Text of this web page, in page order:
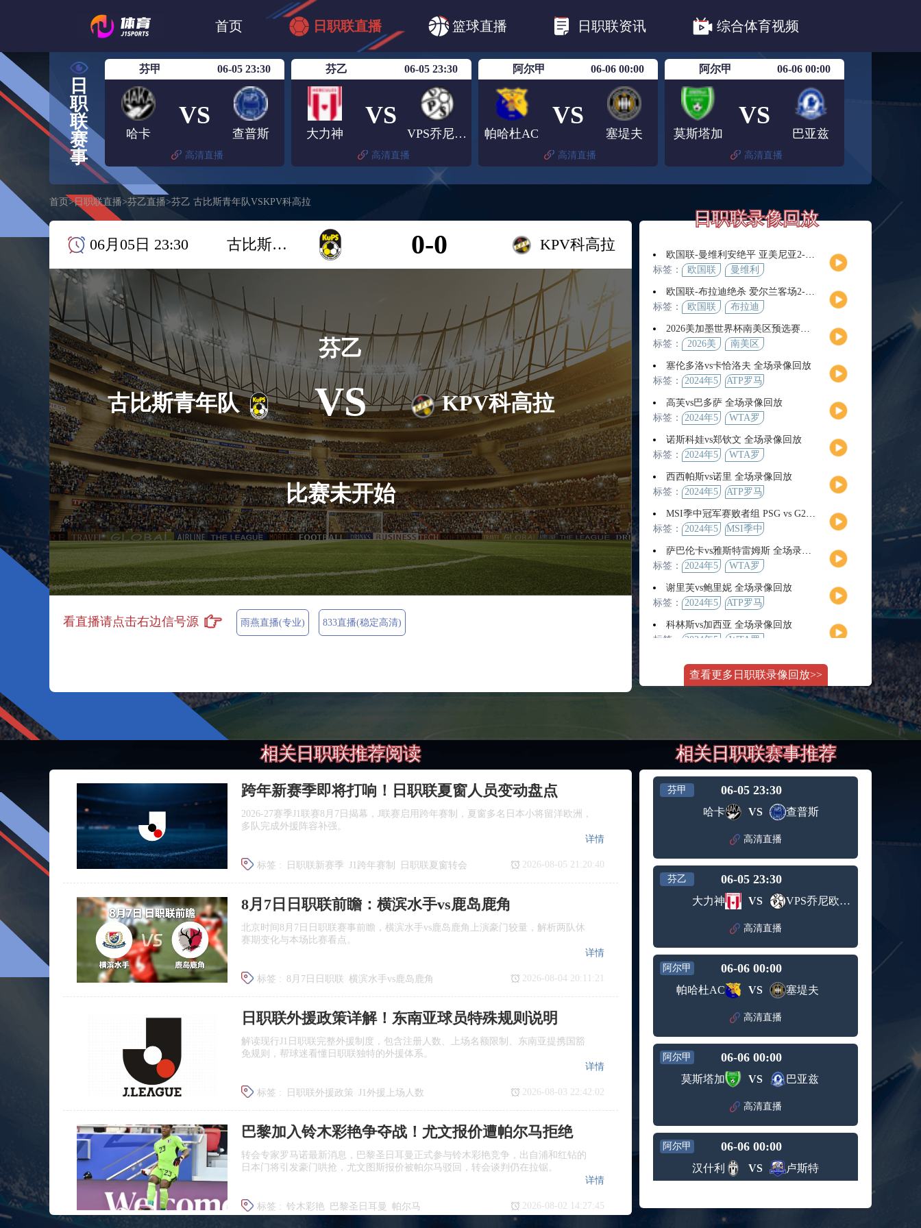
首页 日职联直播 篮球直播 日职联资讯 综合体育视频
日篮B1 日职联 日职联FC东京
日职联广岛三箭
日
职
联
赛
事
芬甲 06-05 23:30
哈卡
VS
查普斯
高清直播
芬乙 06-05 23:30
大力神
VS
VPS乔尼欧伊特
高清直播
阿尔甲 06-06 00:00
帕哈杜AC
VS
塞堤夫
高清直播
阿尔甲 06-06 00:00
莫斯塔加
VS
巴亚兹
高清直播
首页 >日职联直播>芬乙直播>芬乙 古比斯青年队VSKPV科高拉
06月05日 23:30 古比斯青年队 0-0 KPV科高拉
古比斯青年队
芬乙
VS
比赛未开始
KPV科高拉
看直播请点击右边信号源 雨燕直播(专业) 833直播(稳定高清)
日职联录像回放
欧国联-曼维利安绝平 亚美尼亚2-2法罗群岛
标签：
欧国联
曼维利
欧国联-布拉迪绝杀 爱尔兰客场2-1逆转芬兰
标签：
欧国联 布拉迪
2026美加墨世界杯南美区预选赛第9轮全场集锦
标签：
2026美
界杯
南美区
塞伦多洛vs卡恰洛夫 全场录像回放
标签：
2024年5
ATP罗马
男单第3
轮
高芙vs巴多萨 全场录像回放
标签：
2024年5
WTA罗
赛女单
第4轮
诺斯科娃vs郑钦文 全场录像回放
标签：
2024年5
WTA罗
赛女单
第3轮
西西帕斯vs诺里 全场录像回放
标签：
2024年5
ATP罗马
男单第3
轮
MSI季中冠军赛败者组 PSG vs G2 全场录像回放
标签：
2024年5
MSI季中
败者组
萨巴伦卡vs雅斯特雷姆斯 全场录像回放
标签：
2024年5
WTA罗
赛女单
第3轮
谢里芙vs鲍里妮 全场录像回放
标签：
2024年5
ATP罗马
女单第2
轮
科林斯vs加西亚 全场录像回放
标签：
2024年5
WTA罗
赛女单
第3轮
斯维托丽娜vs萨巴伦卡 全场录像回放
2024年5
月14日
WTA罗
马公开
纳波利塔诺vs贾里 全场录像回放
男单第3
轮
标签： 2024年5
月11日
WTA1000
罗马大
师赛第3
轮
WTT沙特大满贯女单半决赛 陈梦vs早田希娜 全场录像回放
标签： 2024年5
月11日
WTT沙
贯女单
蒙泰罗vs凯茨曼诺维奇 全场录像回放
大师赛
轮
纳尔迪vs鲁内 全场录像回放
标签： 2024年5
月12日
ATP罗马
大师赛
男单第2
轮
萨卡里vs加里宁娜 全场录像回放
2024年5
WTA罗
马大师
赛女单
第3轮
吉隆vs卢布列夫 全场录像回放
月12日
ATP罗马
大师赛
轮
兹维列夫vs达德尔里 全场录像回放
标签： 2024年5
月13日
ATP罗马
大师赛
男单第3
轮
阿纳尔迪vs贾里 全场录像回放
ATP罗马
大师赛
男单第2
轮
标签： 2024年5
月12日
WTA罗
马大师
赛女单
第3轮
托尔莫vs奥斯塔彭科 全场录像回放
标签： 2024年5
WTA罗
赛女单
斯诺克元老斯诺克世锦赛半决赛 伊戈尔-费格雷多vs德拉戈 全场录像回放
标签：
月12日
元老斯
诺克世
锦赛半
决赛
穆纳尔vs诺里 全场录像回放
月12日
ATP罗马
大师赛
男单第2
MSI季中冠军赛胜者组 BLG vs T1 全场录像回放
月12日
冠军赛
KPL春季赛季后赛败者组决赛 重庆狼队 vs 苏州KSG 全场录像回放
查看更多日职联录像回放>>
相关日职联推荐阅读
跨年新赛季即将打响！日职联夏窗人员变动盘点
2026‑27赛季J1联赛8月7日揭幕，J联赛启用跨年赛制，夏窗多名日本小将留洋欧洲，
多队完成外援阵容补强。
标签 : 日职联新赛季 J1跨年赛制
日职联夏窗转会
广岛三箭
详情
2026-08-05 21:20:40
8月7日日职联前瞻：横滨水手vs鹿岛鹿角
北京时间8月7日日职联赛事前瞻，横滨水手vs鹿岛鹿角上演豪门较量，解析两队休
赛期变化与本场比赛看点。
标签 : 8月7日日职联 横滨水手vs鹿岛鹿角
日职联前瞻 日职联
详情
2026-08-04 20:11:21
日职联外援政策详解！东南亚球员特殊规则说明
解读现行J1日职联完整外援制度，包含注册人数、上场名额限制、东南亚提携国豁
免规则，帮球迷看懂日职联独特的外援体系。
标签 : 日职联外援政策 J1外援上场人数
J联赛提携国球员 日职联亚外规则
详情
2026-08-03 22:42:02
巴黎加入铃木彩艳争夺战！尤文报价遭帕尔马拒绝
转会专家罗马诺最新消息，巴黎圣日耳曼正式参与铃木彩艳竞争，出自浦和红钻的
日本门将引发豪门哄抢，尤文图斯报价被帕尔马驳回，转会谈判仍在拉锯。
标签 : 铃木彩艳 巴黎圣日耳曼 帕尔马
详情
2026-08-02 14:27:45
相关日职联赛事推荐
芬甲 06-05 23:30
哈卡 VS 查普斯
高清直播
芬乙 06-05 23:30
大力神 VS VPS乔尼欧伊特
高清直播
阿尔甲 06-06 00:00
帕哈杜AC VS 塞堤夫
高清直播
阿尔甲 06-06 00:00
莫斯塔加 VS 巴亚兹
高清直播
阿尔甲 06-06 00:00
汉什利 VS 卢斯特